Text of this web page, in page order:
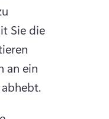
Sie die
an ein